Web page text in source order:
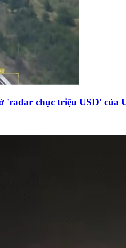
'radar chục triệu USD' của